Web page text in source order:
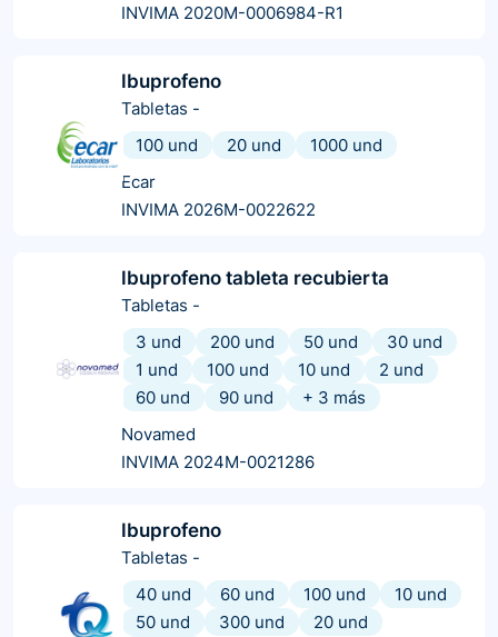
INVIMA 2020M-0006984-R1
Ibuprofeno
Tabletas -
100 und
20 und
1000 und
Ecar
INVIMA 2026M-0022622
Ibuprofeno tableta recubierta
Tabletas -
3 und
200 und 50 und
30 und
1 und
100 und 10 und
2 und
60 und
90 und + 3 más
Novamed
INVIMA 2024M-0021286
Ibuprofeno
Tabletas -
40 und
60 und 100 und
10 und
50 und
300 und
20 und